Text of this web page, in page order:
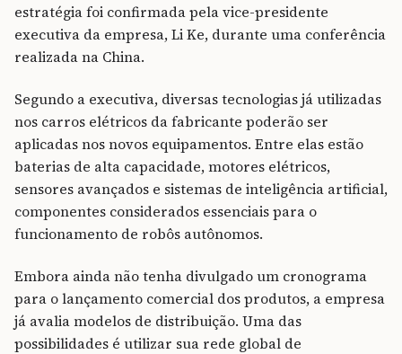
estratégia foi confirmada pela vice-presidente
executiva da empresa, Li Ke, durante uma conferência
realizada na China.
Segundo a executiva, diversas tecnologias já utilizadas
nos carros elétricos da fabricante poderão ser
aplicadas nos novos equipamentos. Entre elas estão
baterias de alta capacidade, motores elétricos,
sensores avançados e sistemas de inteligência artificial,
componentes considerados essenciais para o
funcionamento de robôs autônomos.
Embora ainda não tenha divulgado um cronograma
para o lançamento comercial dos produtos, a empresa
já avalia modelos de distribuição. Uma das
possibilidades é utilizar sua rede global de